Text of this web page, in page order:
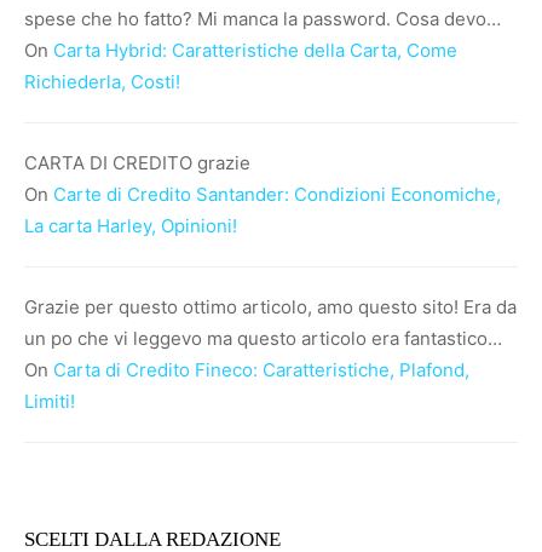
spese che ho fatto? Mi manca la password. Cosa devo…
On Carta Hybrid: Caratteristiche della Carta, Come
Richiederla, Costi!
CARTA DI CREDITO grazie
On Carte di Credito Santander: Condizioni Economiche,
La carta Harley, Opinioni!
Grazie per questo ottimo articolo, amo questo sito! Era da
un po che vi leggevo ma questo articolo era fantastico…
On Carta di Credito Fineco: Caratteristiche, Plafond,
Limiti!
SCELTI DALLA REDAZIONE